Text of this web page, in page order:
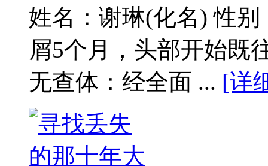
姓名：谢琳(化名) 性
屑5个月，头部开始既
无查体：经全面 ... [详